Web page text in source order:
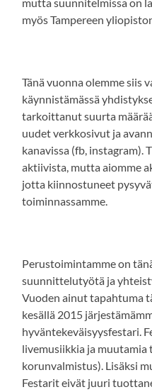
myös Tampereen
Tänä vuonna olemme siis
käynnistämässä
tarkoittanut suurta
uudet verkkosivut ja
kanavissa (fb, instagram).
aktiivista, mutta aiomme
jotta kiinnostuneet
toiminnassamme.
Perustoimintamme on
suunnittelutyötä ja
Vuoden ainut tapahtuma
kesällä 2015
hyväntekeväisyysfestari.
livemusiikkia ja muutamia
korunvalmistus). Lisäksi
Festarit eivät juuri